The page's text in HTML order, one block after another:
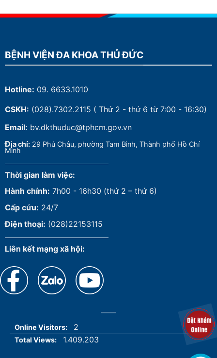
BỆNH VIỆN ĐA KHOA THỦ ĐỨC
Hotline: 09. 6633.1010
CSKH: (028).7302.2115 ( Thứ 2 - thứ 6 từ 7:00 - 16:30)
Email: bv.dkthuduc@tphcm.gov.vn
Địa chỉ: 29 Phú Châu, phường Tam Bình, Thành phố Hồ Chí
Minh
Thời gian làm việc:
Hành chính: 7h00 - 16h30 (thứ 2 – thứ 6)
Cấp cứu: 24/7
Điện thoại: (028)22153115
Liên kết mạng xã hội:
Online Visitors: 2
Total Views: 1.409.203